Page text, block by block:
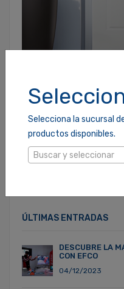
Selecciona la sucursal
productos disponibles.
Buscar y seleccionar
PUERTA ELEGANTE
ÚLTIMAS ENTRADAS
DESCUBRE LA
CON EFCO
04/12/2023